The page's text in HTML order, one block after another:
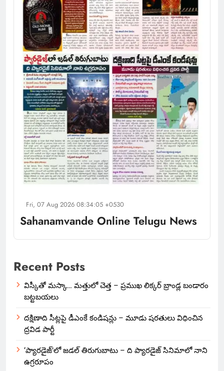
Fri, 07 Aug 2026 08:34:05 +0530
Sahanamvande Online Telugu News
Recent Posts
విస్కీతో మస్కా… మత్తులో చెత్త – ప్రముఖ లిక్కర్ బ్రాండ్ల బండారం
బట్టబయలు
దక్షిణాది సీట్లపై డీఎంకే కండిషన్లు – మూడు షరతులు విధించిన
ద్రవిడ పార్టీ
‘ప్యారడైజ్’లో జడల్ తిరుగుబాటు – ది ప్యారడైజ్ సినిమాలో నాని
ఉగ్రరూపం